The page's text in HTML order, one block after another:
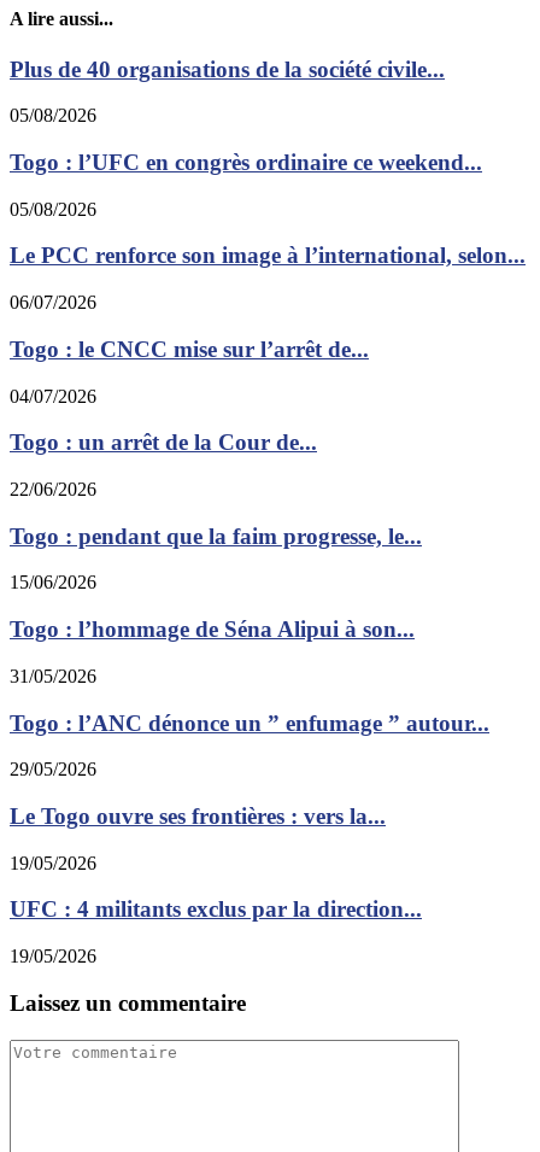
A lire aussi...
Plus de 40 organisations de la société civile...
05/08/2026
Togo : l’UFC en congrès ordinaire ce weekend...
05/08/2026
Le PCC renforce son image à l’international, selon...
06/07/2026
Togo : le CNCC mise sur l’arrêt de...
04/07/2026
Togo : un arrêt de la Cour de...
22/06/2026
Togo : pendant que la faim progresse, le...
15/06/2026
Togo : l’hommage de Séna Alipui à son...
31/05/2026
Togo : l’ANC dénonce un ” enfumage ” autour...
29/05/2026
Le Togo ouvre ses frontières : vers la...
19/05/2026
UFC : 4 militants exclus par la direction...
19/05/2026
Laissez un commentaire